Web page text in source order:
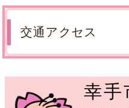
交通アクセス
幸手